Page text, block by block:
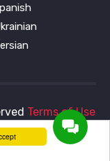
Terms of Use